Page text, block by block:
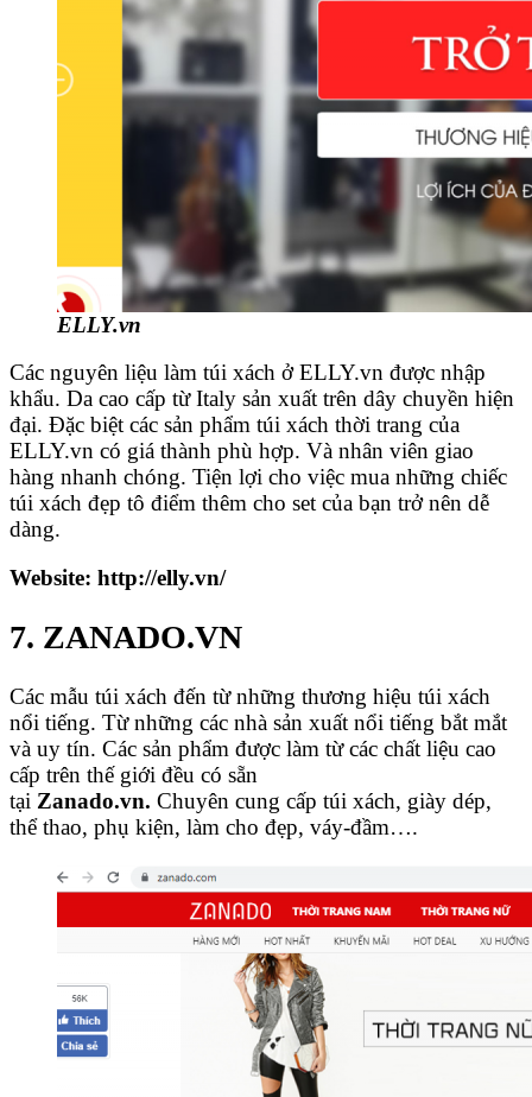
ELLY.vn
Các nguyên liệu làm túi xách ở ELLY.vn được nhập
khẩu. Da cao cấp từ Italy sản xuất trên dây chuyền hiện
đại. Đặc biệt các sản phẩm túi xách thời trang của
ELLY.vn có giá thành phù hợp. Và nhân viên giao
hàng nhanh chóng. Tiện lợi cho việc mua những chiếc
túi xách đẹp tô điểm thêm cho set của bạn trở nên dễ
dàng.
Website: http://elly.vn/
7. ZANADO.VN
Các mẫu túi xách đến từ những thương hiệu túi xách
nổi tiếng. Từ những các nhà sản xuất nổi tiếng bắt mắt
và uy tín. Các sản phẩm được làm từ các chất liệu cao
cấp trên thế giới đều có sẵn
tại Zanado.vn. Chuyên cung cấp túi xách, giày dép,
thể thao, phụ kiện, làm cho đẹp, váy-đầm….